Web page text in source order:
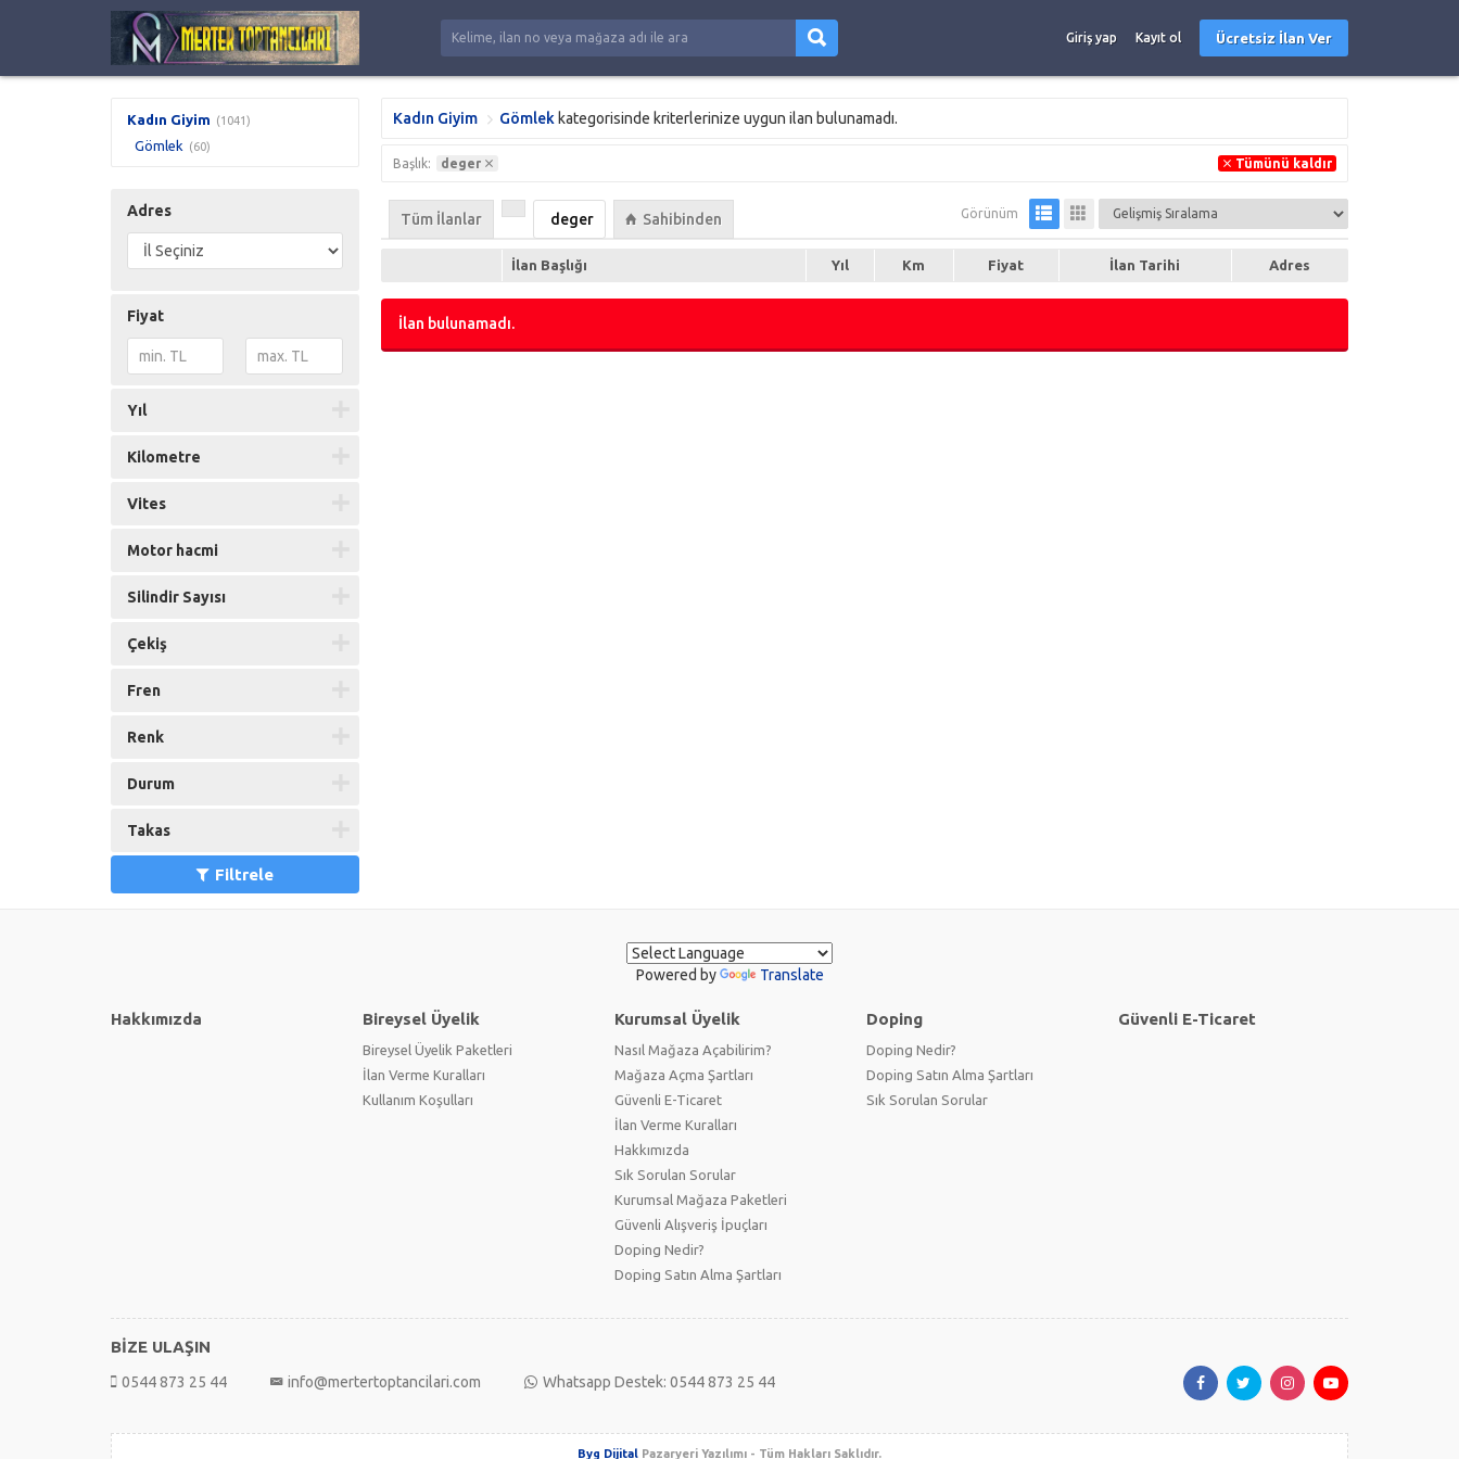
Giriş yap Kayıt ol Ücretsiz İlan Ver
Kadın Giyim (1041)
Gömlek (60)
Adres
Fiyat
Yıl
Kilometre
Vites
Motor hacmi
Silindir Sayısı
Çekiş
Fren
Renk
Durum
Takas
Filtrele
Kadın Giyim Gömlek kategorisinde kriterlerinize uygun ilan bulunamadı.
Başlık: deger Tümünü kaldır
Tüm İlanlar deger Sahibinden Görünüm
İlan Başlığı Yıl Km Fiyat İlan Tarihi Adres
İlan bulunamadı.
Powered by Translate
Hakkımızda Bireysel Üyelik
Bireysel Üyelik Paketleri
İlan Verme Kuralları
Kullanım Koşulları
Kurumsal Üyelik
Nasıl Mağaza Açabilirim?
Mağaza Açma Şartları
Güvenli E-Ticaret
İlan Verme Kuralları
Hakkımızda
Sık Sorulan Sorular
Kurumsal Mağaza Paketleri
Güvenli Alışveriş İpuçları
Doping Nedir?
Doping Satın Alma Şartları
Doping
Doping Nedir?
Doping Satın Alma Şartları
Sık Sorulan Sorular
Güvenli E-Ticaret
BİZE ULAŞIN
0544 873 25 44 info@mertertoptancilari.com Whatsapp Destek: 0544 873 25 44
Byg Dijital Pazaryeri Yazılımı - Tüm Hakları Saklıdır.